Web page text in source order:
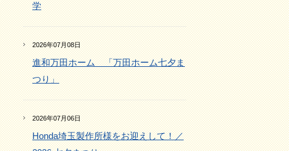
学
2026年07月08日
進和万田ホーム 「万田ホーム七夕ま
つり」
2026年07月06日
Honda埼玉製作所様をお迎えして！／